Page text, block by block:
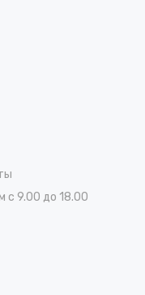
с 9.00 до 18.00